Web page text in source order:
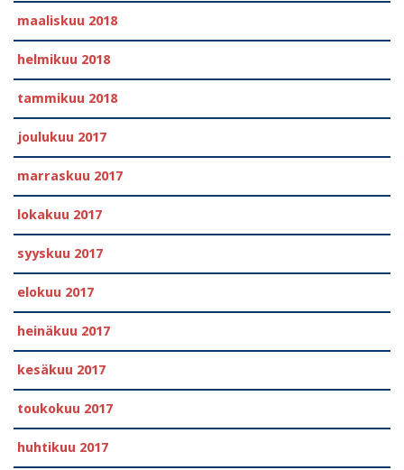
maaliskuu 2018
helmikuu 2018
tammikuu 2018
joulukuu 2017
marraskuu 2017
lokakuu 2017
syyskuu 2017
elokuu 2017
heinäkuu 2017
kesäkuu 2017
toukokuu 2017
huhtikuu 2017